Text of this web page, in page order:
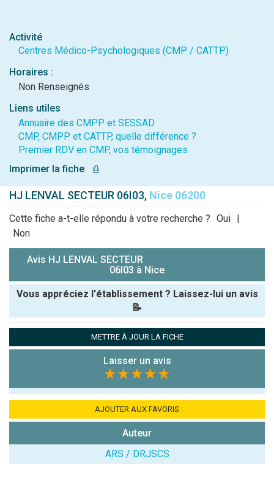
Activité
Centres Médico-Psychologiques (CMP / CATTP)
Horaires :
Non Renseignés
Liens utiles
Annuaire des CMPP et SESSAD
CMP, CMPP et CATTP, quelle différence ?
Premier RDV en CMP, vos témoignages
Imprimer la fiche
⎙
HJ LENVAL SECTEUR 06I03, Nice 06200
Cette fiche a-t-elle répondu à votre recherche ? Oui |
Non
Avis HJ LENVAL SECTEUR
06I03 à Nice
Vous appréciez l'établissement ? Laissez-lui un avis
📝
Note que vous souhaitez attribuer :
Antispam -
7x4 (en
METTRE À JOUR LA FICHE
Laisser un avis
★★★★★
AJOUTER AUX FAVORIS
Auteur
ARS / DRJSCS